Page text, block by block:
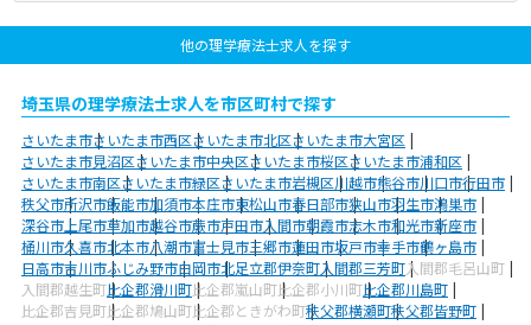
他の理学療法士求人を探す
埼玉県の理学療法士求人を市区町村で探す
さいたま市さいたま市西区さいたま市北区さいたま市大宮区
さいたま市見沼区さいたま市中央区さいたま市桜区さいたま市浦和区
さいたま市南区さいたま市緑区さいたま市岩槻区川越市熊谷市川口市行田市
秩父市所沢市飯能市加須市本庄市東松山市春日部市狭山市羽生市鴻巣市
深谷市 上尾市草加市越谷市蕨市戸田市入間市朝霞市志木市和光市新座市
桶川市久喜市北本市八潮市富士見市三郷市蓮田市坂戸市幸手市鶴ヶ島市
日高市吉川市ふじみ野市白岡市北足立郡伊奈町入間郡三芳町入間郡毛呂山町
入間郡越生町比企郡滑川町比企郡嵐山町比企郡小川町比企郡川島町
比企郡吉見町比企郡鳩山町比企郡ときがわ町秩父郡横瀬町秩父郡皆野町